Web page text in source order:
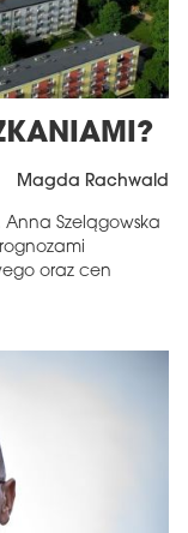
Magda Rachwald
Anna Szelągowska
oraz cen